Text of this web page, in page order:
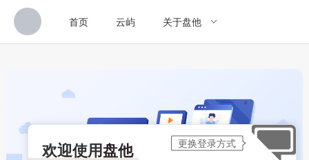
首页 云屿 关于盘他
欢迎使用盘他